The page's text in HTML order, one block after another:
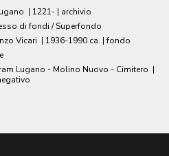
| 1221- | archivio
di fondi / Superfondo
Vicari | 1936-1990 ca. | fondo
Lugano - Molino Nuovo - Cimitero |